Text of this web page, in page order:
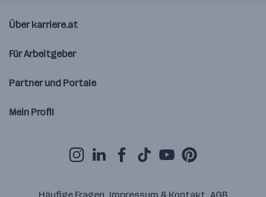
Über karriere.at
Für Arbeitgeber
Partner und Portale
Mein Profil